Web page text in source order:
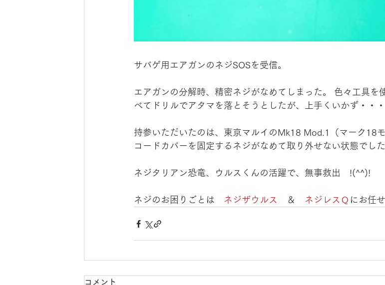
サバゲ用エアガンのネジSOSを受信。
エアガンの分解時、精密ネジがなめてしまった。 色々工具を
べてドリルでアタマを落とそうとしたが、上手くいかず・・・
持参いただいたのは、東京マルイのMk18 Mod.1（マーク18
コードカバーを固定するネジがなめて取り外せない状態でした
ネジタリアン恐竜、ウルスくんの活躍で、無事救出　!(^^)!
ネジのお困りごとは ネジザウルス ＆ ネジレスＱ にお任
コメント